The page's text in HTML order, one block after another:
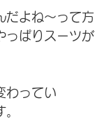
だよね〜って方
っぱりスーツが
わってい